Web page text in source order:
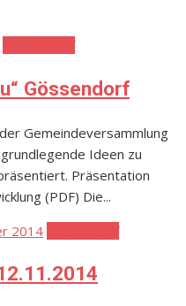
Gössendorf
Gemeindeversammlung
Ideen zu
Präsentation
(PDF) Die...
2014